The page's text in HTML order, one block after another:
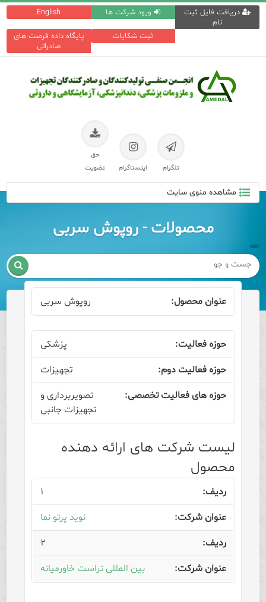
English ورود شرکت ها
دریافت فایل ثبت
نام
پایگاه داده فرصت های
صادراتی
ثبت شکایات
تلگرام اینستاگرام
حق
عضویت
مشاهده منوی سایت
محصولات - روپوش سربی

روپوش سربی
پزشکی
تجهیزات
تصویربرداری و
تجهیزات جانبی
لیست شرکت های ارائه دهنده
محصول
۱
نوید پرتو نما
۲
بین المللی تراست خاورمیانه